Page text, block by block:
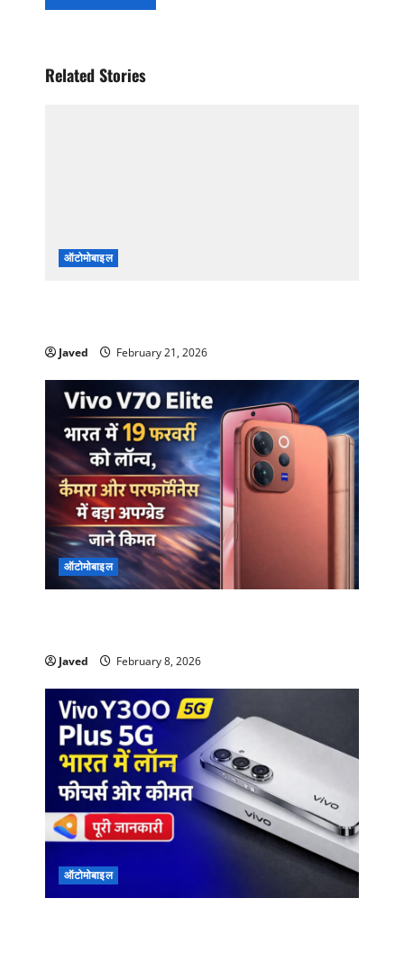
Related Stories
ऑटोमोबाइल
Javed February 21, 2026
ऑटोमोबाइल
Javed February 8, 2026
ऑटोमोबाइल